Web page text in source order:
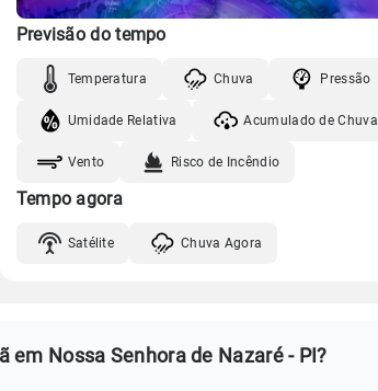
Previsão do tempo
Temperatura Chuva Pressão
Umidade Relativa Acumulado de Chuva
Vento Risco de Incêndio
Tempo agora
Satélite Chuva Agora
em Nossa Senhora de Nazaré - PI?